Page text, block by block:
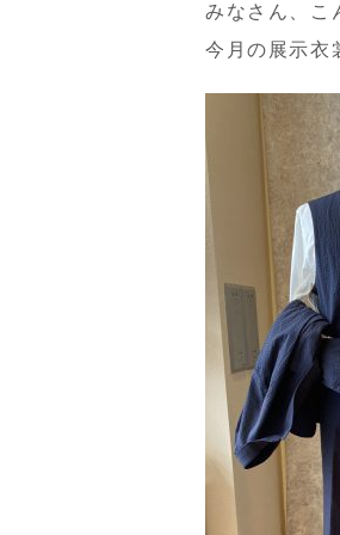
みなさん、こ
今月の展示衣